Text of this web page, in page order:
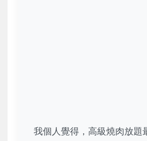
我個人覺得，高級燒肉放題